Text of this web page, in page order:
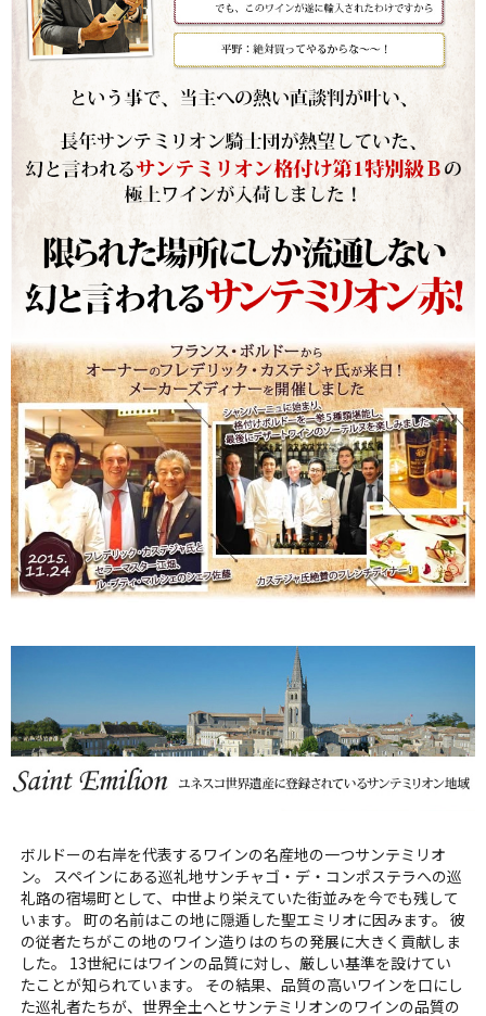
ボルドーの右岸を代表するワインの名産地の一つサンテミリオ
ン。 スペインにある巡礼地サンチャゴ・デ・コンポステラへの巡
礼路の宿場町として、中世より栄えていた街並みを今でも残して
います。 町の名前はこの地に隠遁した聖エミリオに因みます。 彼
の従者たちがこの地のワイン造りはのちの発展に大きく貢献しま
した。 13世紀にはワインの品質に対し、厳しい基準を設けてい
たことが知られています。 その結果、品質の高いワインを口にし
た巡礼者たちが、世界全土へとサンテミリオンのワインの品質の